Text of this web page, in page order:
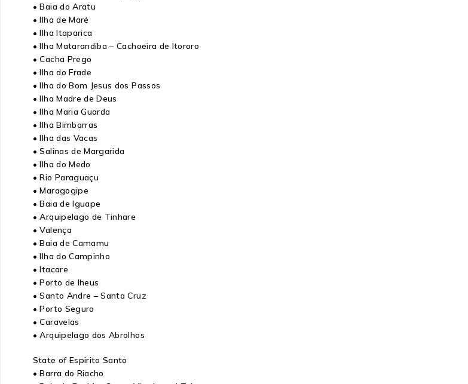
• Baia do Aratu
• Ilha de Maré
• Ilha Itaparica
• Ilha Matarandiba – Cachoeira de Itororo
• Cacha Prego
• Ilha do Frade
• Ilha do Bom Jesus dos Passos
• Ilha Madre de Deus
• Ilha Maria Guarda
• Ilha Bimbarras
• Ilha das Vacas
• Salinas de Margarida
• Ilha do Medo
• Rio Paraguaçu
• Maragogipe
• Baia de Iguape
• Arquipelago de Tinhare
• Valença
• Baia de Camamu
• Ilha do Campinho
• Itacare
• Porto de lheus
• Santo Andre – Santa Cruz
• Porto Seguro
• Caravelas
• Arquipelago dos Abrolhos
State of Espirito Santo
• Barra do Riacho